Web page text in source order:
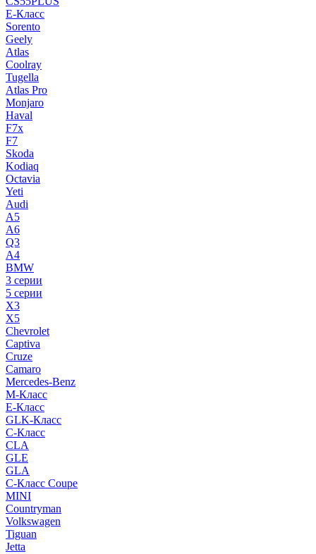
E-Класс
Sorento
Geely
Atlas
Coolray
Tugella
Atlas Pro
Monjaro
Haval
F7x
F7
Skoda
Kodiaq
Octavia
Yeti
Audi
A5
A6
Q3
A4
BMW
3 серии
5 серии
X3
X5
Chevrolet
Captiva
Cruze
Camaro
Mercedes-Benz
M-Класс
E-Класс
GLK-Класс
C-Класс
CLA
GLE
GLA
C-Класс Coupe
MINI
Countryman
Volkswagen
Tiguan
Jetta